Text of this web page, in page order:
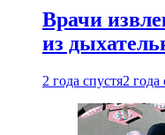
Врачи
из
2 года спустя2 года